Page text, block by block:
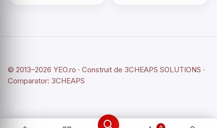
© 2013–2026 YEO.ro · Construit de 3CHEAPS SOLUTIONS ·
Comparator: 3CHEAPS